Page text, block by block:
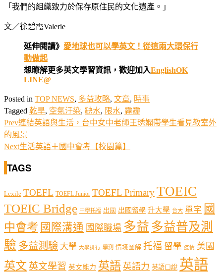
「我們的組織致力於保存原住民的文化遺產。」
文／徐碧霞Valerie
延伸閱讀》 愛地球也可以學英文！從這兩大環保行
動做起
想瞭解更多英文學習資訊，歡迎加入EnglishOK
LINE@
Posted in TOP NEWS, 多益攻略, 文章, 時事
Tagged 乾旱, 空氣汙染, 缺水, 限水, 霧霾
Prev連結英語與生活，台中女中老師王琇嫻帶學生看見教室外
的風景
Next生活英語＋國中會考【校園篇】
TAGS
Lexile TOEFL TOEFL Junior TOEFL PrimaryTOEIC
TOEIC Bridge 中學托福 出國 出國留學 升大學 台大 單字 國
中會考 國際溝通 國際職場 多益 多益普及測
驗 多益測驗 大學 大學排行 學測 情境圖解 托福 留學 疫情 美國
英文 英文學習 英文能力 英語 英語力 英語口說 英語